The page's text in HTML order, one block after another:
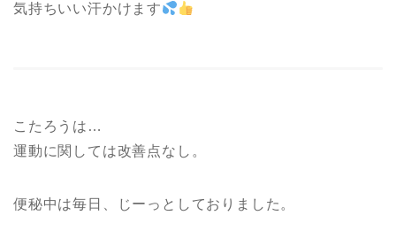
気持ちいい汗かけます
こたろうは…
運動に関しては改善点なし。
便秘中は毎日、じーっとしておりました。